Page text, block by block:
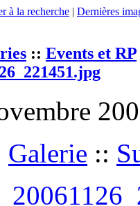
à la recherche | Dernières
:: Events et RP
Galerie ::